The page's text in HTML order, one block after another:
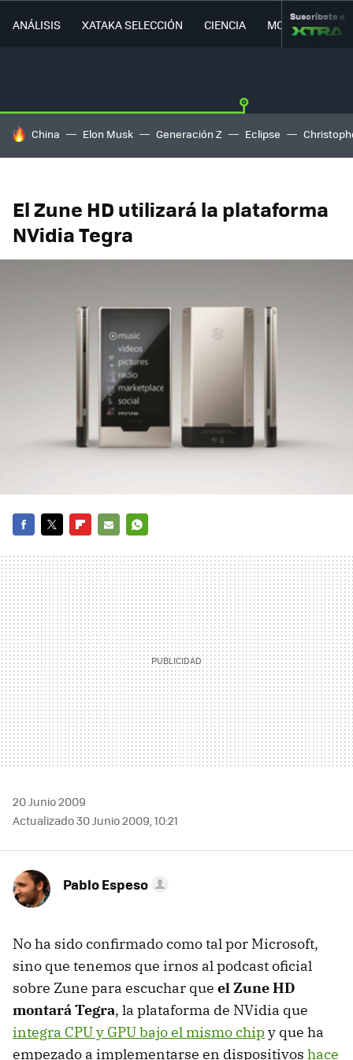
ANÁLISIS XATAKA SELECCIÓN CIENCIA MOVILIDAD
Suscríbete a
HOY SE HABLA DE
China Elon Musk Generación Z Eclipse
El Zune HD utilizará la plataforma
NVidia Tegra
MAIL
20 Junio 2009
Actualizado 30 Junio 2009, 10:21
Pablo Espeso
No ha sido confirmado como tal por Microsoft,
sino que tenemos que irnos al podcast oficial
sobre Zune para escuchar que el Zune HD
montará Tegra, la plataforma de NVidia que
integra CPU y GPU bajo el mismo chipy que ha
empezado a implementarse en dispositivos hace